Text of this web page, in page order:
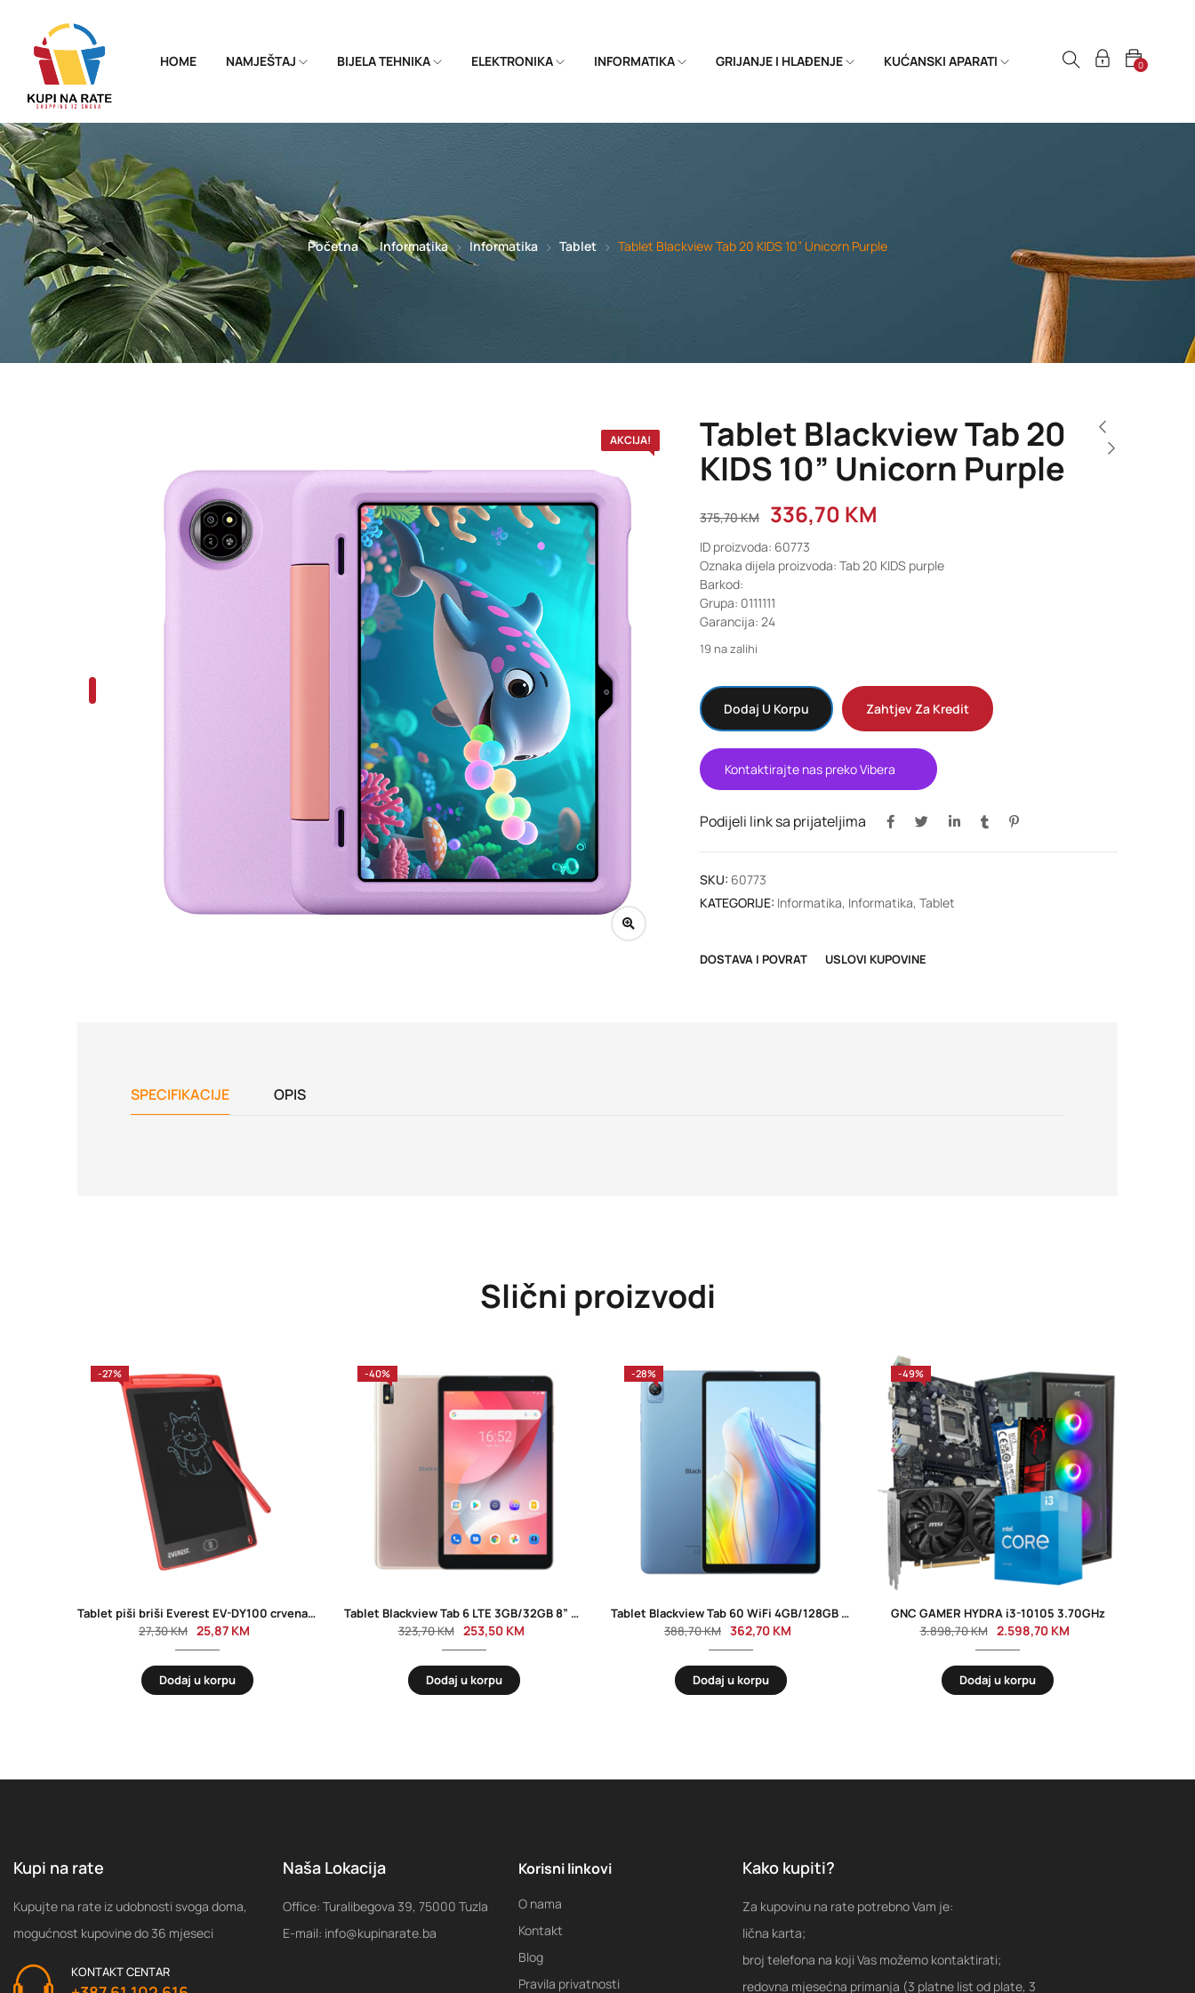
HOME NAMJEŠTAJ BIJELA TEHNIKA ELEKTRONIKA INFORMATIKA GRIJANJE I HLAĐENJE KUĆANSKI APARATI 0
Početna Informatika Informatika Tablet Tablet Blackview Tab 20 KIDS 10” Unicorn Purple
AKCIJA! Tablet Blackview Tab 20
KIDS 10” Unicorn Purple
375,70KM 336,70 KM
ID proizvoda: 60773
Oznaka dijela proizvoda: Tab 20 KIDS purple
Barkod:
Grupa: 0111111
Garancija: 24
19 na zalihi
Dodaj U Korpu Zahtjev Za Kredit
Kontaktirajte nas preko Vibera
Podijeli link sa prijateljima
SKU: 60773
KATEGORIJE: Informatika, Informatika, Tablet
DOSTAVA I POVRAT USLOVI KUPOVINE
SPECIFIKACIJE OPIS
Slični proizvodi
-27%
Tablet piši briši Everest EV-DY100 crvena, 36001
27,30KM 25,87 KM
Dodaj u korpu
-40%
Tablet Blackview Tab 6 LTE 3GB/32GB 8” Peach Gold
323,70KM 253,50 KM
Dodaj u korpu
-28%
Tablet Blackview Tab 60 WiFi 4GB/128GB 10.1” Blue
388,70KM 362,70 KM
Dodaj u korpu
-49%
GNC GAMER HYDRA i3-10105 3.70GHz
3.898,70KM 2.598,70 KM
Dodaj u korpu
Kupi na rate
Kupujte na rate iz udobnosti svoga doma,
mogućnost kupovine do 36 mjeseci
KONTAKT CENTAR
Naša Lokacija
Office: Turalibegova 39, 75000 Tuzla
E-mail: info@kupinarate.ba
Korisni linkovi
O nama
Kontakt
Blog
Pravila privatnosti
Kako kupiti?
Za kupovinu na rate potrebno Vam je:
lična karta;
broj telefona na koji Vas možemo kontaktirati;
redovna mjesećna primanja (3 platne list od plate, 3